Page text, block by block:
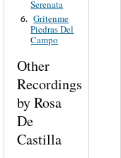
Serenata
6. Gritenme
Piedras Del
Campo
Other
Recordings
by Rosa
De
Castilla